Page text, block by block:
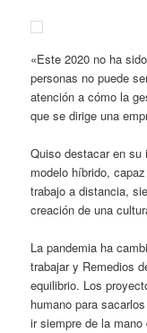
«Este 2020 no ha
personas no puede
atención a cómo la
que se dirige una
Quiso destacar en su
modelo híbrido,
trabajo a distancia,
creación de una
La pandemia ha
trabajar y Remedios
equilibrio. Los
humano para
ir siempre de la